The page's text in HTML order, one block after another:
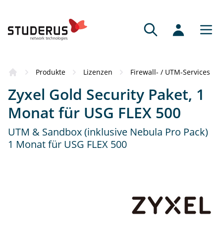
Produkte Lizenzen Firewall- / UTM-Services
Zyxel Gold Security Paket, 1
Monat für USG FLEX 500
UTM & Sandbox (inklusive Nebula Pro Pack)
1 Monat für USG FLEX 500
Das Produkt hat Sie überzeugt? Dann
empfehlen wir Ihnen gerne einen
kompetenten Vertriebspartner.
Fachhändler
Fachkundige Beratung und Service.